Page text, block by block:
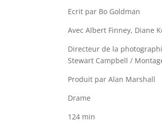
Ecrit par Bo Goldman
Avec Albert Finney, Diane
Directeur de la
Stewart Campbell /
Produit par Alan Marshall
Drame
124 min